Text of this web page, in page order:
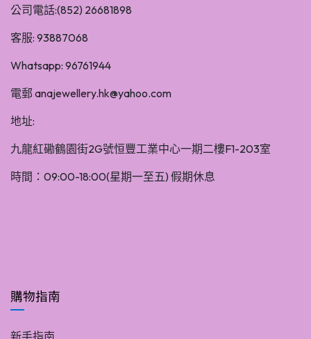
公司電話:(852) 26681898
客服: 93887068
Whatsapp: 96761944
電郵 anajewellery.hk@yahoo.com
地址:
九龍紅磡鶴園街2G號恒豐工業中心一期二樓F1-203室
時間：09:00-18:00(星期一至五) 假期休息
購物指南
新手指南